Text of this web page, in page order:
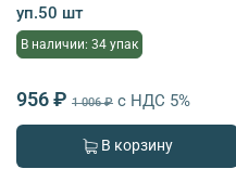
уп.50 шт
В наличии: 34 упак
956 ₽ 1 006 ₽ с НДС 5%
В корзину